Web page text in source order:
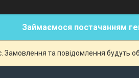
Займаємося постачанням
Замовлення та повідомлення будуть